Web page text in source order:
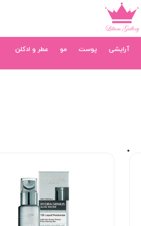
آرایشی پوست مو عطر و ادکلن